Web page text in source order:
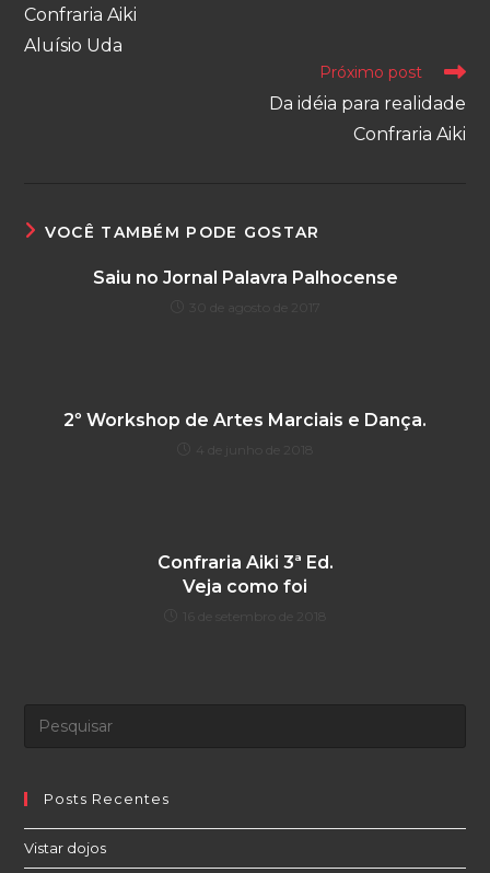
artigos
Confraria Aiki
Aluísio Uda
Próximo post
Da idéia para realidade
Confraria Aiki
VOCÊ TAMBÉM PODE GOSTAR
Saiu no Jornal Palavra Palhocense
2º Workshop de Artes Marciais e Dança.
Confraria Aiki 3ª Ed.
Veja como foi
Posts Recentes
Vistar dojos